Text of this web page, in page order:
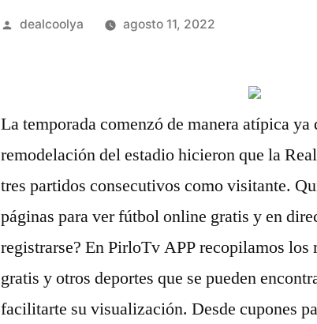
Publicado
dealcoolya agosto 11, 2022
La temporada comenzó de manera atípica ya
remodelación del estadio hicieron que la
tres partidos consecutivos como visitante.
páginas para ver fútbol online gratis y en
registrarse? En PirloTv APP recopilamos
gratis y otros deportes que se pueden
facilitarte su visualización. Desde cupones